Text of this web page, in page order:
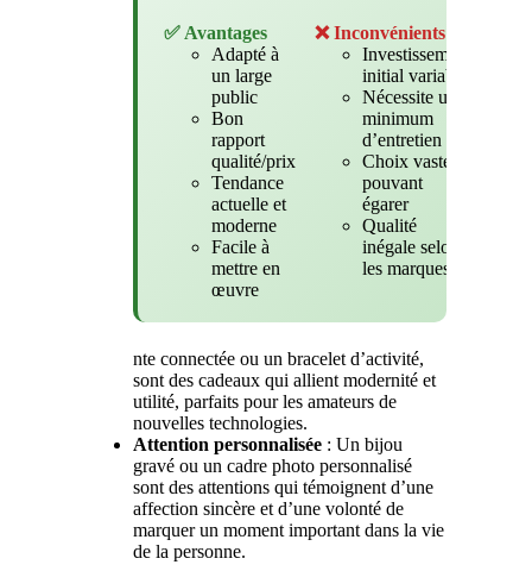
✅ Avantages
Adapté à
un large
public
Bon
rapport
qualité/prix
Tendance
actuelle et
moderne
Facile à
mettre en
œuvre
❌ Inconvénients
Investissement
initial variable
Nécessite un
minimum
d’entretien
Choix vaste
pouvant
égarer
Qualité
inégale selon
les marques
nte connectée ou un bracelet d’activité,
sont des cadeaux qui allient modernité et
utilité, parfaits pour les amateurs de
nouvelles technologies.
Attention personnalisée : Un bijou
gravé ou un cadre photo personnalisé
sont des attentions qui témoignent d’une
affection sincère et d’une volonté de
marquer un moment important dans la vie
de la personne.